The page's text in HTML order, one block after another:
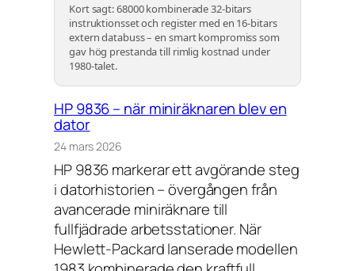
Kort sagt: 68000 kombinerade 32-bitars
instruktionsset och register med en 16-bitars
extern databuss – en smart kompromiss som
gav hög prestanda till rimlig kostnad under
1980-talet.
HP 9836 – när miniräknaren blev en
dator
24 mars 2026
HP 9836 markerar ett avgörande steg
i datorhistorien – övergången från
avancerade miniräknare till
fullfjädrade arbetsstationer. När
Hewlett-Packard lanserade modellen